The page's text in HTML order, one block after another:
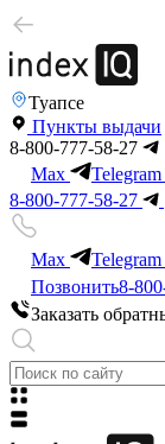
Туапсе
Пункты выдачи
8-800-777-58-27
Max
Telegram
8-800-777-58-27
Max Telegram
Позвонить8-
Заказать